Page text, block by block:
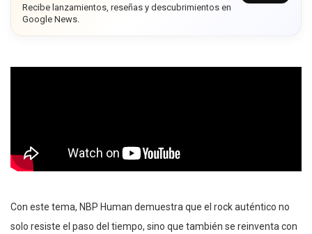
Recibe lanzamientos, reseñas y descubrimientos en
Google News.
Con este tema, NBP Human demuestra que el rock auténtico no
solo resiste el paso del tiempo, sino que también se reinventa con